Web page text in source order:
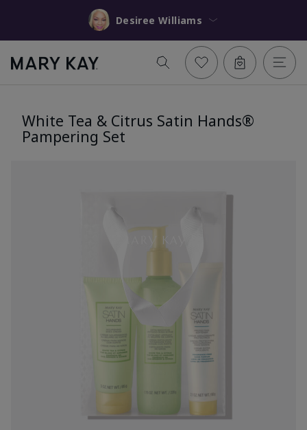
Desiree Williams
White Tea & Citrus Satin Hands®
Pampering Set